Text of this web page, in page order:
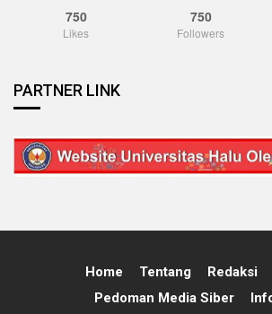
750
Likes
750
Followers
PARTNER LINK
Home Tentang Redaksi
Pedoman Media Siber